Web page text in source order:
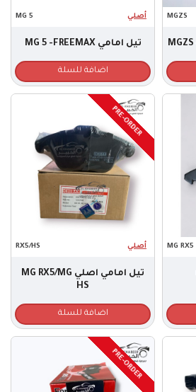
MGZS أصلي MG 5
تيل امامي MG 5 -FREEMAX
اضافة للسلة
MG RX5
PRE-ORDER
أصلي RX5/HS
تيل امامي اصلي MG RX5/MG
HS
اضافة للسلة
PRE-ORDER